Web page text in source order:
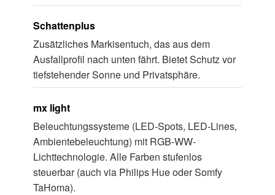
Schattenplus
Zusätzliches Markisentuch, das aus dem
Ausfallprofil nach unten fährt. Bietet Schutz vor
tiefstehender Sonne und Privatsphäre.
mx light
Beleuchtungssysteme (LED-Spots, LED-Lines,
Ambientebeleuchtung) mit RGB-WW-
Lichttechnologie. Alle Farben stufenlos
steuerbar (auch via Philips Hue oder Somfy
TaHoma).